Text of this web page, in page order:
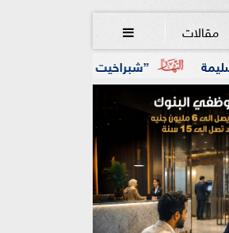
مقالات 
10 وحدات محلية على مستوى الجمهورية بالدورة الخامسة لجائزة مصر للتميز الحكومي